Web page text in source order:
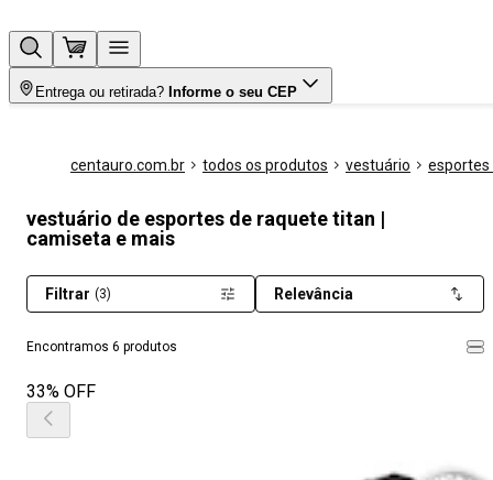
Entrega ou retirada? Informe o seu CEP
centauro.com.br todos os produtos vestuário esportes
vestuário de esportes de raquete titan |
camiseta e mais
Encontramos 6 produtos
Filtrar (3) Relevância
33% OFF